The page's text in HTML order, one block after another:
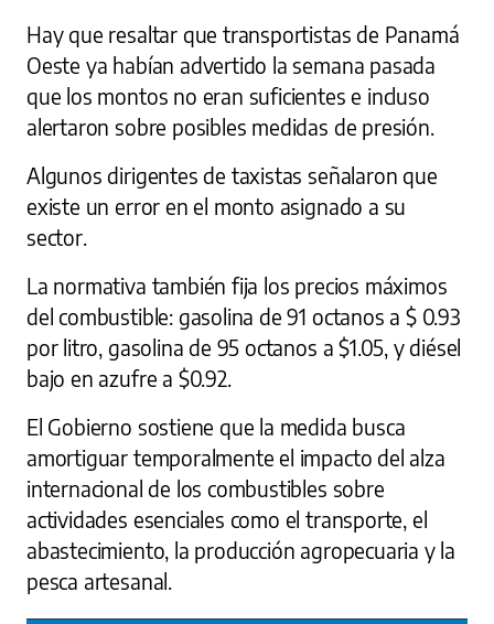
Hay que resaltar que transportistas de Panamá
Oeste ya habían advertido la semana pasada
que los montos no eran suficientes e incluso
alertaron sobre posibles medidas de presión.
Algunos dirigentes de taxistas señalaron que
existe un error en el monto asignado a su
sector.
La normativa también fija los precios máximos
del combustible: gasolina de 91 octanos a $ 0.93
por litro, gasolina de 95 octanos a $1.05, y diésel
bajo en azufre a $0.92.
El Gobierno sostiene que la medida busca
amortiguar temporalmente el impacto del alza
internacional de los combustibles sobre
actividades esenciales como el transporte, el
abastecimiento, la producción agropecuaria y la
pesca artesanal.